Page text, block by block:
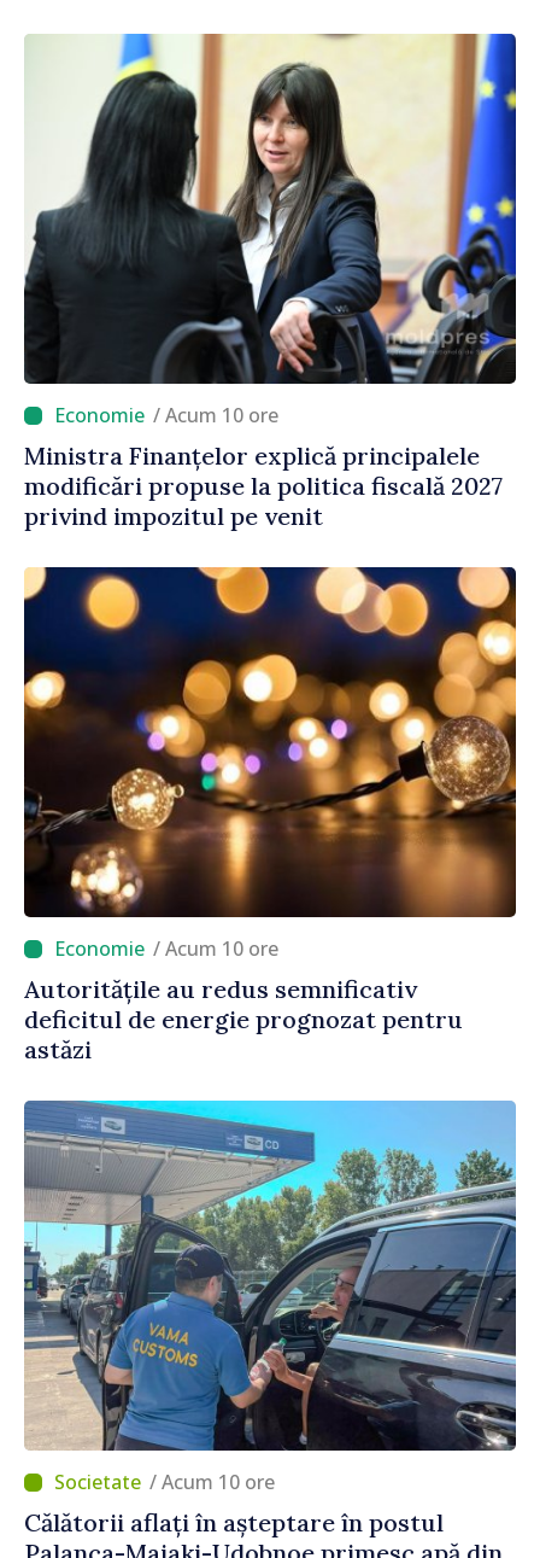
/ Acum 10 ore
Ministra Finanțelor explică principalele
modificări propuse la politica fiscală 2027
privind impozitul pe venit
/ Acum 10 ore
Autoritățile au redus semnificativ
deficitul de energie prognozat pentru
astăzi
/ Acum 10 ore
Călătorii aflați în așteptare în postul